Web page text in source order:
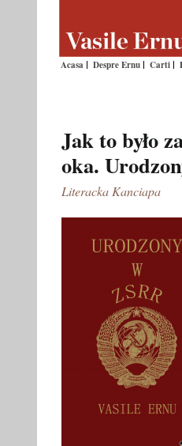
Acasa Despre Ernu Carti
Jak to było
oka.
Literacka Kanciapa